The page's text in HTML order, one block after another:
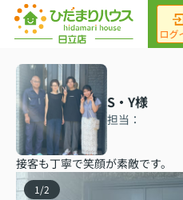
S・Y様
担当：
接客も丁寧で笑顔が素敵です。
1 /2